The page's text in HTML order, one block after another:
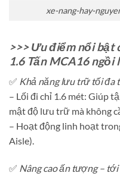
xe-nang-hay-
>>> Ưu điểm nổi bật
1.6 Tấn MCA16 ngồi
✅ Khả năng lưu trữ tối đa
– Lối đi chỉ 1.6 mét: Giúp
mật độ lưu trữ mà không
– Hoạt động linh hoạt
Aisle).
✅ Nâng cao ấn tượng –